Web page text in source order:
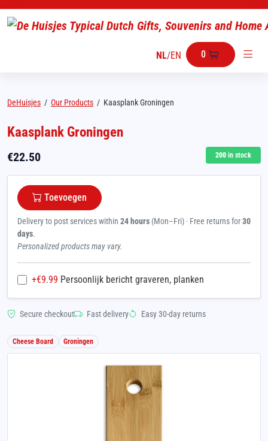
NL/EN 0
DeHuisjes / Our Products / Kaasplank Groningen
Kaasplank Groningen
€22.50 200 in stock
Toevoegen
Delivery to post services within 24 hours (Mon–Fri) · Free returns for30
days.
Personalized products may vary.
+€9.99 Persoonlijk bericht graveren, planken
Secure checkout Fast delivery Easy 30-day returns
Cheese Board Groningen